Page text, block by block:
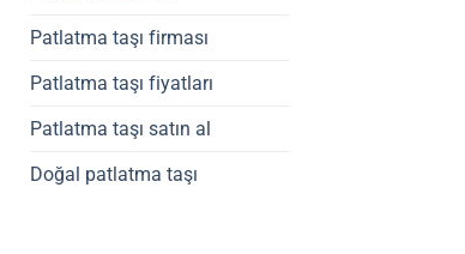
Patlatma taşı firması
Patlatma taşı fiyatları
Patlatma taşı satın al
Doğal patlatma taşı